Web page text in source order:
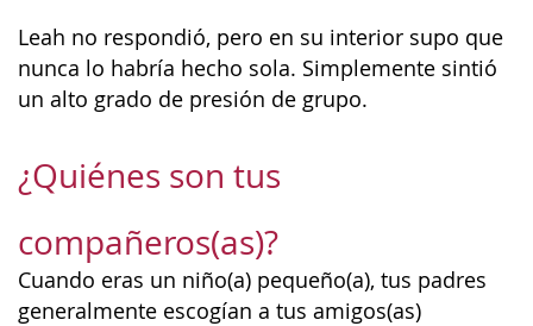
Leah no respondió, pero en su interior supo que
nunca lo habría hecho sola. Simplemente sintió
un alto grado de presión de grupo.
¿Quiénes son tus
compañeros(as)?
Cuando eras un niño(a) pequeño(a), tus padres
generalmente escogían a tus amigos(as)